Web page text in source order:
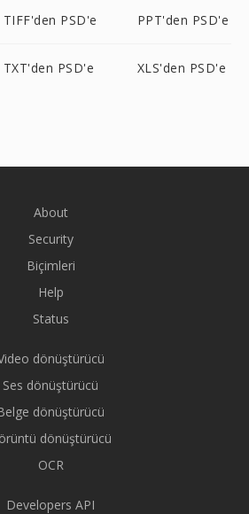
TIFF'den PSD'e PPT'den PSD'e
TXT'den PSD'e XLS'den PSD'e
About
Security
Biçimleri
Help
Status
dönüştürücü
Ses dönüştürücü
dönüştürücü
dönüştürücü
OCR
Developers API